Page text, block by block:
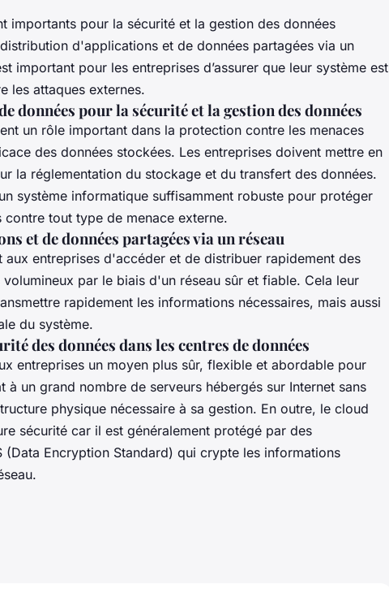
importants pour la sécurité et la gestion des données
d'applications et de données partagées via un
important pour les entreprises d’assurer que leur système est
les attaques externes.
données pour la sécurité et la gestion des données
un rôle important dans la protection contre les menaces
des données stockées. Les entreprises doivent mettre en
la réglementation du stockage et du transfert des données.
système informatique suffisamment robuste pour protéger
contre tout type de menace externe.
et de données partagées via un réseau
aux entreprises d'accéder et de distribuer rapidement des
par le biais d'un réseau sûr et fiable. Cela leur
rapidement les informations nécessaires, mais aussi
du système.
des données dans les centres de données
entreprises un moyen plus sûr, flexible et abordable pour
à un grand nombre de serveurs hébergés sur Internet sans
physique nécessaire à sa gestion. En outre, le cloud
sécurité car il est généralement protégé par des
(Data Encryption Standard) qui crypte les informations